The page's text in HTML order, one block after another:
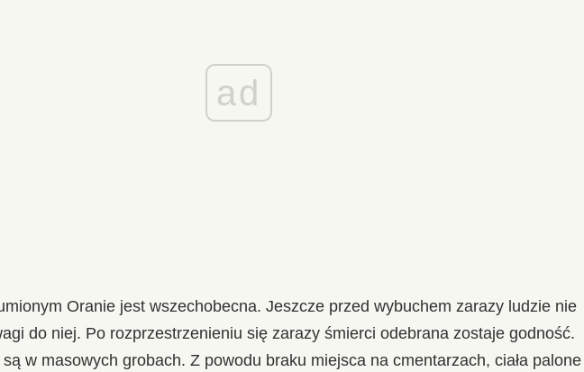
ad
Oranie jest wszechobecna. Jeszcze przed wybuchem zarazy ludzie nie
do niej. Po rozprzestrzenieniu się zarazy śmierci odebrana zostaje godność.
w masowych grobach. Z powodu braku miejsca na cmentarzach, ciała palone